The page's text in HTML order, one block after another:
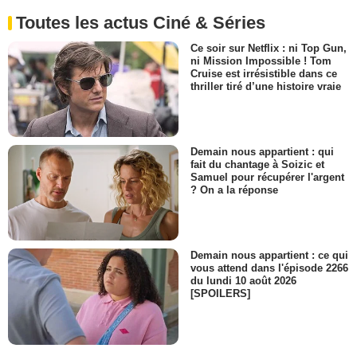
Toutes les actus Ciné & Séries
Ce soir sur Netflix : ni Top Gun,
ni Mission Impossible ! Tom
Cruise est irrésistible dans ce
thriller tiré d’une histoire vraie
Demain nous appartient : qui
fait du chantage à Soizic et
Samuel pour récupérer l'argent
? On a la réponse
Demain nous appartient : ce qui
vous attend dans l'épisode 2266
du lundi 10 août 2026
[SPOILERS]